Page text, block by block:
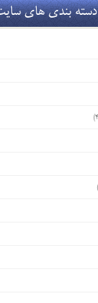
دسته بندی های